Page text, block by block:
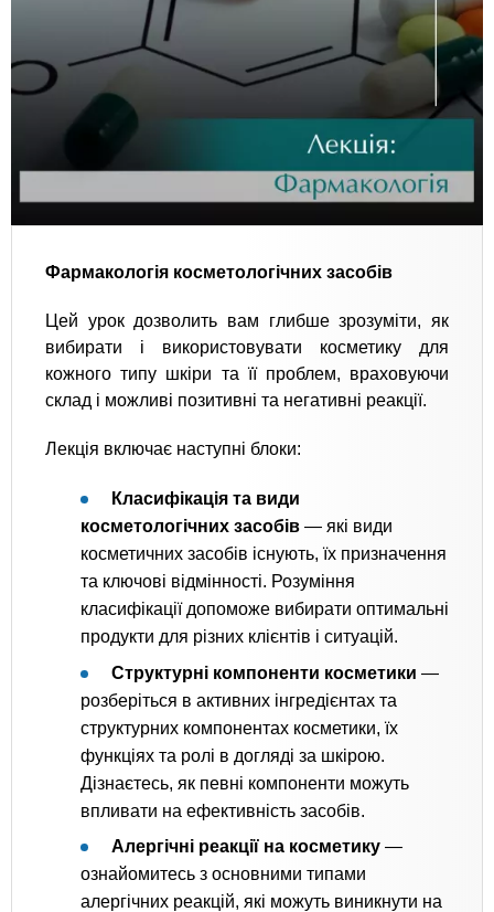
Фармакологія косметологічних засобів
Цей урок дозволить вам глибше зрозуміти, як
вибирати і використовувати косметику для
кожного типу шкіри та її проблем, враховуючи
склад і можливі позитивні та негативні реакції.
Лекція включає наступні блоки:
Класифікація та види
косметологічних засобів — які види
косметичних засобів існують, їх призначення
та ключові відмінності. Розуміння
класифікації допоможе вибирати оптимальні
продукти для різних клієнтів і ситуацій.
Структурні компоненти косметики —
розберіться в активних інгредієнтах та
структурних компонентах косметики, їх
функціях та ролі в догляді за шкірою.
Дізнаєтесь, як певні компоненти можуть
впливати на ефективність засобів.
Алергічні реакції на косметику —
ознайомитесь з основними типами
алергічних реакцій, які можуть виникнути на